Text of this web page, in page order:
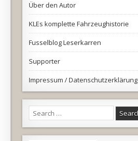
Über den Autor
KLEs komplette Fahrzeughistorie
Fusselblog Leserkarren
Supporter
Impressum / Datenschutzerklärung
Search
for: